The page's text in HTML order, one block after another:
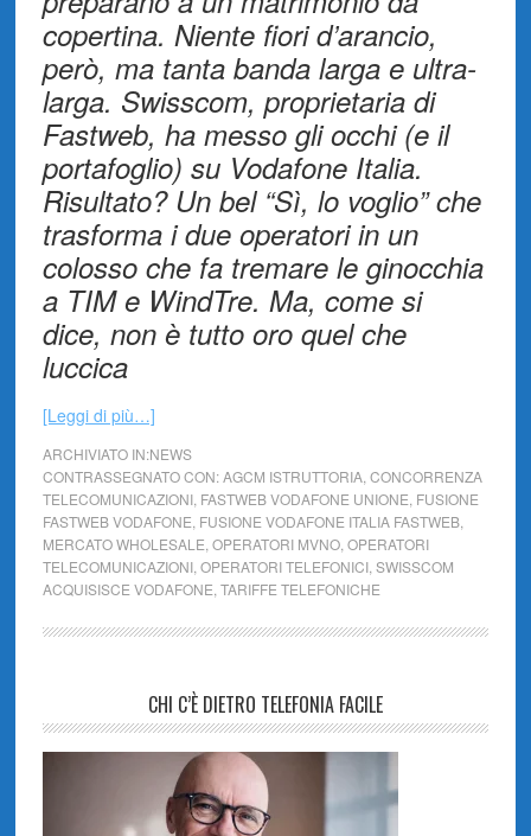
copertina. Niente fiori d’arancio,
però, ma tanta banda larga e ultra-
larga. Swisscom, proprietaria di
Fastweb, ha messo gli occhi (e il
portafoglio) su Vodafone Italia.
Risultato? Un bel “Sì, lo voglio” che
trasforma i due operatori in un
colosso che fa tremare le ginocchia
a TIM e WindTre. Ma, come si
dice, non è tutto oro quel che
luccica
[Leggi di più…]
ARCHIVIATO IN:NEWS
CONTRASSEGNATO CON:AGCM ISTRUTTORIA,CONCORRENZA
TELECOMUNICAZIONI, FASTWEB VODAFONE UNIONE, FUSIONE
FASTWEB VODAFONE, FUSIONE VODAFONE ITALIA FASTWEB,
MERCATO WHOLESALE,OPERATORI MVNO,OPERATORI
TELECOMUNICAZIONI,OPERATORI TELEFONICI,SWISSCOM
ACQUISISCE VODAFONE,TARIFFE TELEFONICHE
CHI C’È DIETRO TELEFONIA FACILE